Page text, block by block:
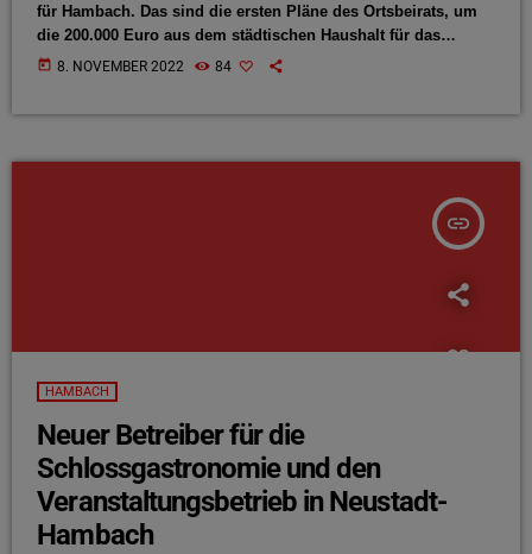
für Hambach. Das sind die ersten Pläne des Ortsbeirats, um
die 200.000 Euro aus dem städtischen Haushalt für das
kommende Jahr sinnvoll zu verwenden. Allerdings soll das
today 8. NOVEMBER 2022 84
insert_link
HAMBACH
Neuer Betreiber für die
Schlossgastronomie und den
Veranstaltungsbetrieb in Neustadt-
Hambach